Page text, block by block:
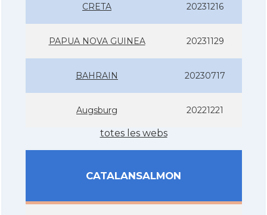
CRETA 20231216
PAPUA NOVA GUINEA 20231129
BAHRAIN 20230717
Augsburg 20221221
totes les webs
CATALANSALMON